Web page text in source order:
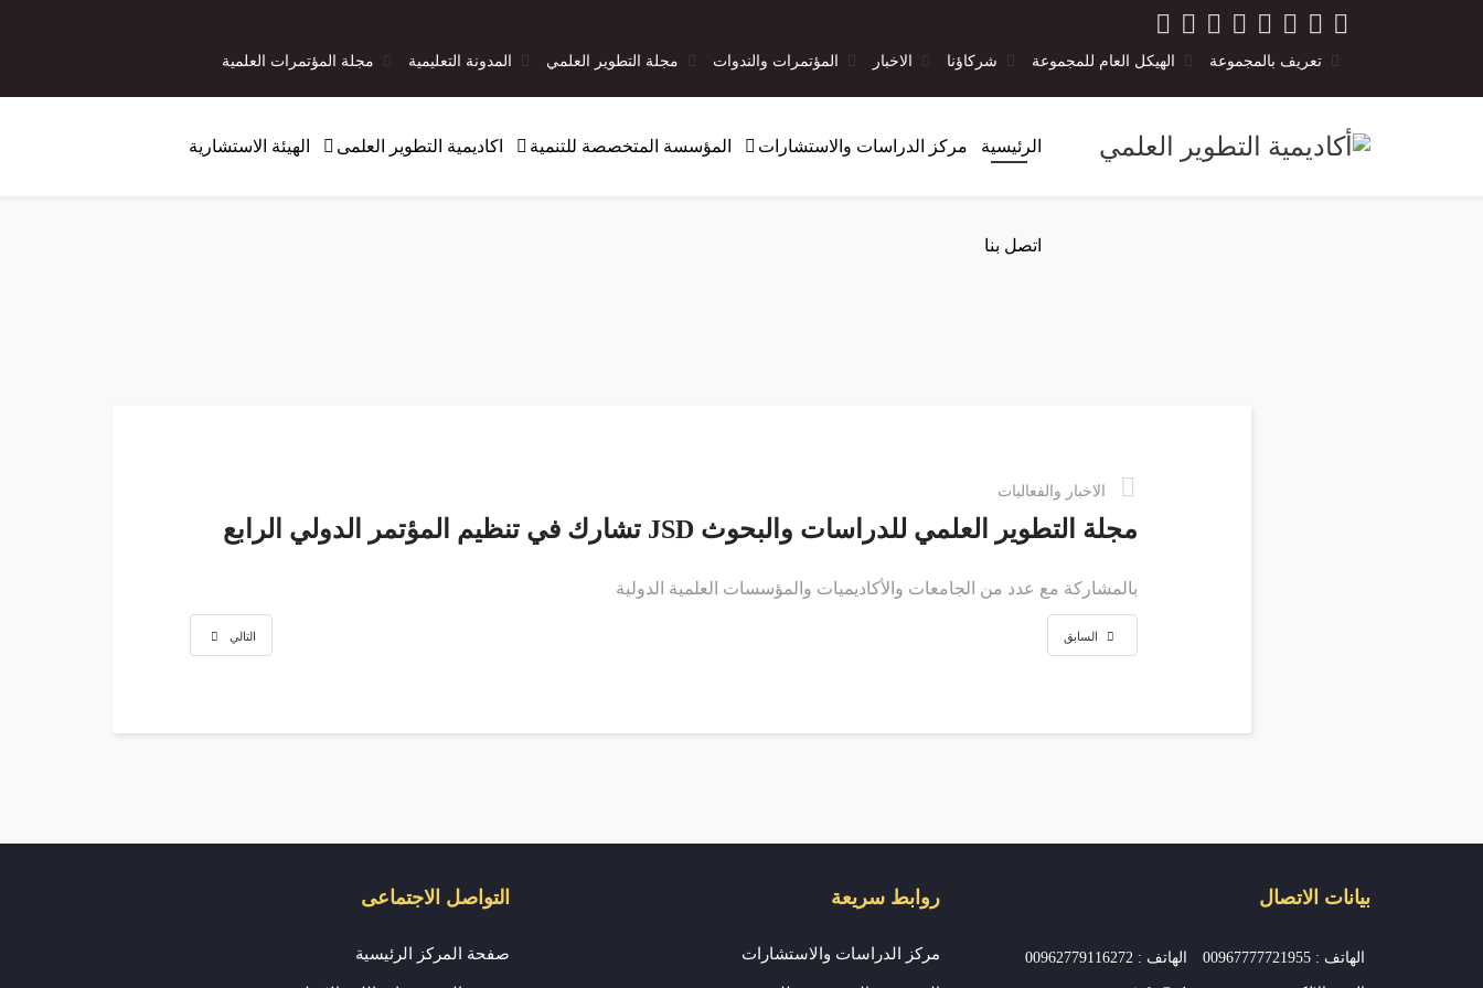
تعريف بالمجموعة الهيكل العام للمجموعة شركاؤنا الاخبار المؤتمرات والندوات مجلة التطوير العلمي المدونة التعليمية مجلة المؤتمرات العلمية
الرئيسية مركز الدراسات والاستشارات المؤسسة المتخصصة للتنمية اكاديمية التطوير العلمى الهيئة الاستشارية
اتصل بنا
الاخبار والفعاليات
مجلة التطوير العلمي للدراسات والبحوث JSD تشارك في تنظيم المؤتمر الدولي الرابع
بالمشاركة مع عدد من الجامعات والأكاديميات والمؤسسات العلمية الدولية
السابق التالي
بيانات الاتصال
الهاتف : 00967777721955 الهاتف : 00962779116272
روابط سريعة
مركز الدراسات والاستشارات
التواصل الاجتماعى
صفحة المركز الرئيسية